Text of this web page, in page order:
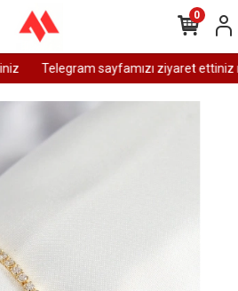
Telegram sayfamızı ziyaret ettiniz
0